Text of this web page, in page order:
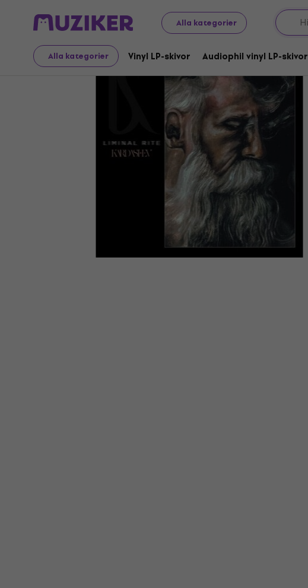
Alla kategorier
Alla kategorier Vinyl LP-skivor Audiophil vinyl LP-skivor
LP-skivor och CD-skivor Vinyl LP-skivor